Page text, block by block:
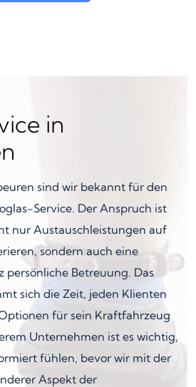
in
sind wir bekannt für den
Service. Der Anspruch ist
nur Austauschleistungen auf
sondern auch eine
persönliche Betreuung. Das
sich die Zeit, jeden Klienten
für sein Kraftfahrzeug
Unternehmen ist es wichtig,
fühlen, bevor wir mit der
Aspekt der